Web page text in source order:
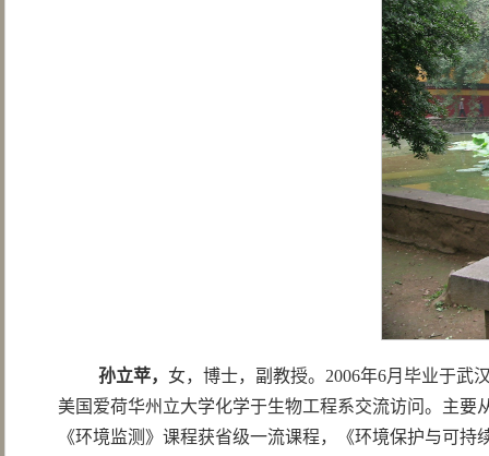
孙立苹， 女，博士，副教授。2006年6月毕业于武
美国爱荷华州立大学化学于生物工程系交流访问。主
《环境监测》课程获省级一流课程，《环境保护与可